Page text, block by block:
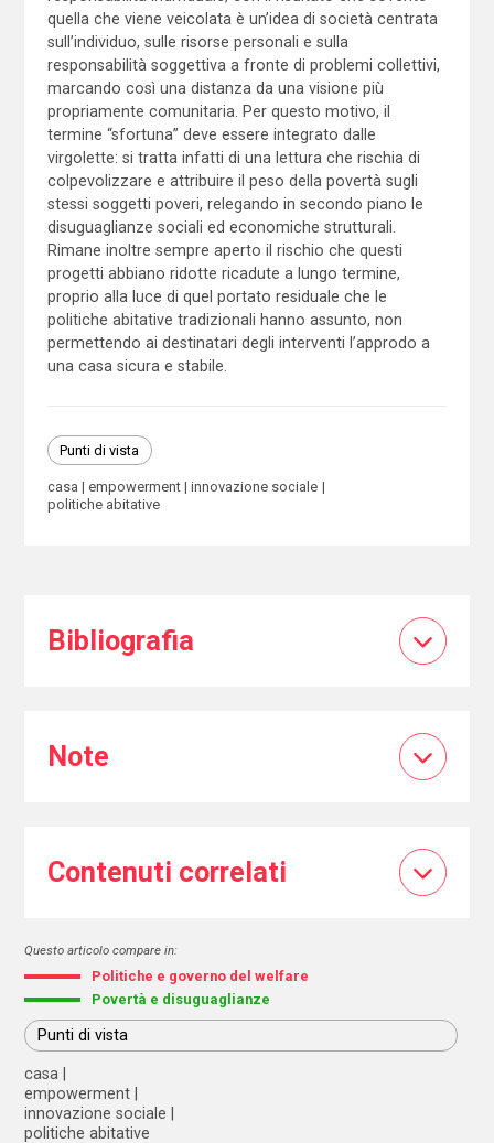
quella che viene veicolata è un’idea di società centrata
sull’individuo, sulle risorse personali e sulla
responsabilità soggettiva a fronte di problemi collettivi,
marcando così una distanza da una visione più
propriamente comunitaria. Per questo motivo, il
termine “sfortuna” deve essere integrato dalle
virgolette: si tratta infatti di una lettura che rischia di
colpevolizzare e attribuire il peso della povertà sugli
stessi soggetti poveri, relegando in secondo piano le
disuguaglianze sociali ed economiche strutturali.
Rimane inoltre sempre aperto il rischio che questi
progetti abbiano ridotte ricadute a lungo termine,
proprio alla luce di quel portato residuale che le
politiche abitative tradizionali hanno assunto, non
permettendo ai destinatari degli interventi l’approdo a
una casa sicura e stabile.
Punti di vista
casa empowerment
innovazione sociale
politiche abitative
Bibliografia
Note
Contenuti correlati
Questo articolo compare in:
Politiche e governo del welfare
Povertà e disuguaglianze
Punti di vista
casa
empowerment
innovazione sociale
politiche abitative